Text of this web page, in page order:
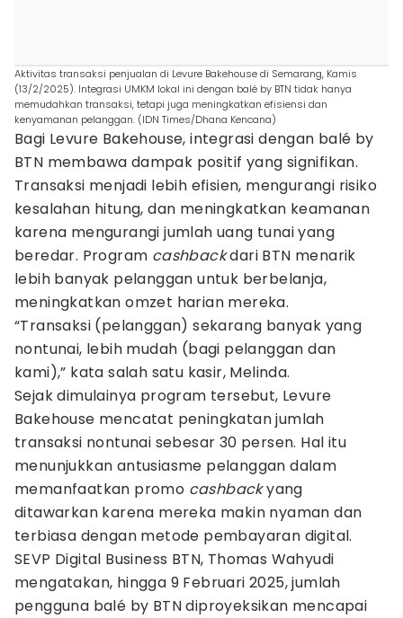
Aktivitas transaksi penjualan di Levure Bakehouse di Semarang, Kamis
(13/2/2025). Integrasi UMKM lokal ini dengan balé by BTN tidak hanya
memudahkan transaksi, tetapi juga meningkatkan efisiensi dan
kenyamanan pelanggan. (IDN Times/Dhana Kencana)
Bagi Levure Bakehouse, integrasi dengan balé by
BTN membawa dampak positif yang signifikan.
Transaksi menjadi lebih efisien, mengurangi risiko
kesalahan hitung, dan meningkatkan keamanan
karena mengurangi jumlah uang tunai yang
beredar. Program cashbackdari BTN menarik
lebih banyak pelanggan untuk berbelanja,
meningkatkan omzet harian mereka.
“Transaksi (pelanggan) sekarang banyak yang
nontunai, lebih mudah (bagi pelanggan dan
kami),” kata salah satu kasir, Melinda.
Sejak dimulainya program tersebut, Levure
Bakehouse mencatat peningkatan jumlah
transaksi nontunai sebesar 30 persen. Hal itu
menunjukkan antusiasme pelanggan dalam
memanfaatkan promo cashbackyang
ditawarkan karena mereka makin nyaman dan
terbiasa dengan metode pembayaran digital.
SEVP Digital Business BTN, Thomas Wahyudi
mengatakan, hingga 9 Februari 2025, jumlah
pengguna balé by BTN diproyeksikan mencapai